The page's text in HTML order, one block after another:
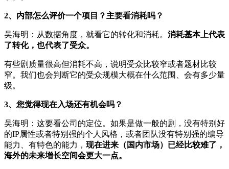
2、内部怎么评价一个项目？主要看消耗吗？
吴海明：从数据角度，就看它的转化和消耗。 消耗基本上代表
了转化，也代表了受众。
有些剧质量很高但消耗不高，说明受众比较窄或者题材比较
窄。我们也会判断它的受众规模大概在什么范围、会有多少量
级。
3、您觉得现在入场还有机会吗？
吴海明：这要看公司的定位。如果是做一般的剧，没有特别好
的IP属性或者特别强的个人风格，或者团队没有特别强的编导
能力、有特色的能力， 现在进来（国内市场）已经比较难了，
海外的未来增长空间会更大一点。